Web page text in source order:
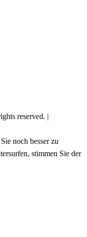
reserved. |
noch besser zu
stimmen Sie der